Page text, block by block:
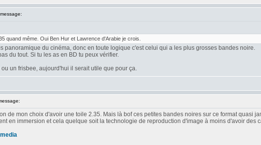
quand même. Oui Ben Hur et Lawrence d'Arabie je crois.
panoramique du cinéma, donc en toute logique c'est celui qui a les plus grosses bandes noire.
du tout. Si tu les as en BD tu peux vérifier.
un frisbee, aujourd'hui il serait utile que pour ça.
de mon choix d'avoir une toile 2.35. Mais là bof ces petites bandes noires sur ce format quasi
en immersion et cela quelque soit la technologie de reproduction d'image à moins d'avoir des